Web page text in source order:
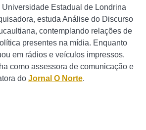
Estadual de Londrina
estuda Análise do Discurso
contemplando relações de
presentes na mídia. Enquanto
em rádios e veículos impressos.
como assessora de comunicação e
do Jornal O Norte.